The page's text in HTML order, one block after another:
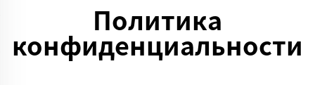
Политика
конфиденциальности